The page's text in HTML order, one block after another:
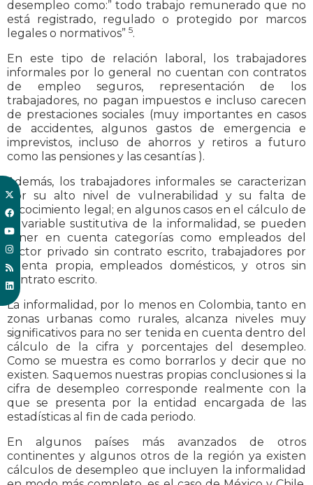
desempleo como:” todo trabajo remunerado que no
está registrado, regulado o protegido por marcos
legales o normativos” 5.
En este tipo de relación laboral, los trabajadores
informales por lo general no cuentan con contratos
de empleo seguros, representación de los
trabajadores, no pagan impuestos e incluso carecen
de prestaciones sociales (muy importantes en casos
de accidentes, algunos gastos de emergencia e
imprevistos, incluso de ahorros y retiros a futuro
como las pensiones y las cesantías ).
Además, los trabajadores informales se caracterizan
por su alto nivel de vulnerabilidad y su falta de
recocimiento legal; en algunos casos en el cálculo de
la variable sustitutiva de la informalidad, se pueden
tener en cuenta categorías como empleados del
sector privado sin contrato escrito, trabajadores por
cuenta propia, empleados domésticos, y otros sin
contrato escrito.
La informalidad, por lo menos en Colombia, tanto en
zonas urbanas como rurales, alcanza niveles muy
significativos para no ser tenida en cuenta dentro del
cálculo de la cifra y porcentajes del desempleo.
Como se muestra es como borrarlos y decir que no
existen. Saquemos nuestras propias conclusiones si la
cifra de desempleo corresponde realmente con la
que se presenta por la entidad encargada de las
estadísticas al fin de cada periodo.
En algunos países más avanzados de otros
continentes y algunos otros de la región ya existen
cálculos de desempleo que incluyen la informalidad